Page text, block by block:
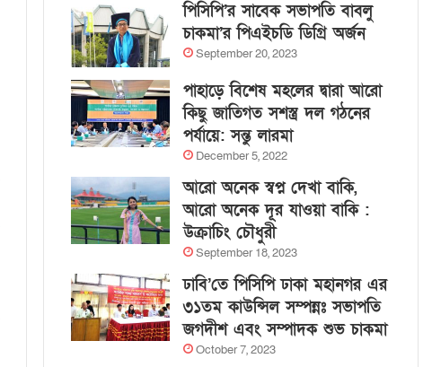
পিসিপি’র সাবেক সভাপতি বাবলু
চাকমা’র পিএইচডি ডিগ্রি অর্জন
September 20, 2023
পাহাড়ে বিশেষ মহলের দ্বারা আরো
কিছু জাতিগত সশস্ত্র দল গঠনের
পর্যায়ে: সন্তু লারমা
December 5, 2022
আরো অনেক স্বপ্ন দেখা বাকি,
আরো অনেক দূর যাওয়া বাকি :
উক্রাচিং চৌধুরী
September 18, 2023
ঢাবি’তে পিসিপি ঢাকা মহানগর এর
৩১তম কাউন্সিল সম্পন্নঃ সভাপতি
জগদীশ এবং সম্পাদক শুভ চাকমা
October 7, 2023